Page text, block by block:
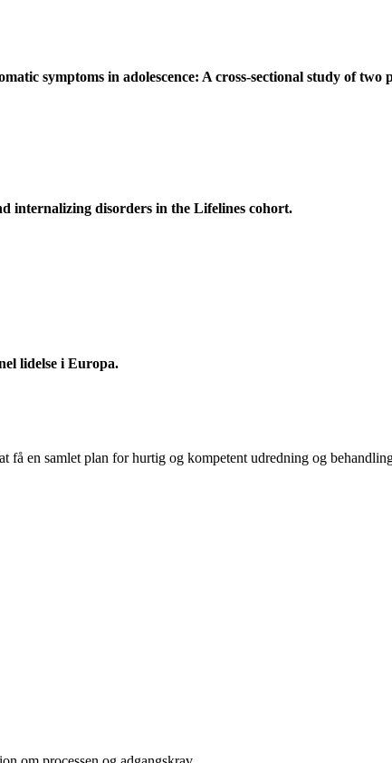
symptoms in adolescence: A cross-sectional study of two
internalizing disorders in the Lifelines cohort.
lidelse i Europa.
en samlet plan for hurtig og kompetent udredning og